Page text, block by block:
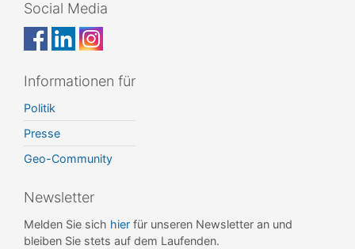
Social Media
Informationen für
Politik
Presse
Geo-Community
Newsletter
Melden Sie sich hier für unseren Newsletter an und
bleiben Sie stets auf dem Laufenden.